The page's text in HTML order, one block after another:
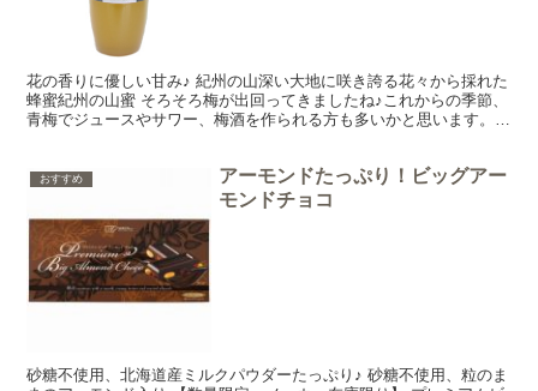
花の香りに優しい甘み♪ 紀州の山深い大地に咲き誇る花々から採れた
蜂蜜紀州の山蜜 そろそろ梅が出回ってきましたね♪これからの季節、
青梅でジュースやサワー、梅酒を作られる方も多いかと思います。他
おすすめ
アーモンドたっぷり！ビッグアー
モンドチョコ
砂糖不使用、北海道産ミルクパウダーたっぷり♪ 砂糖不使用、粒のま